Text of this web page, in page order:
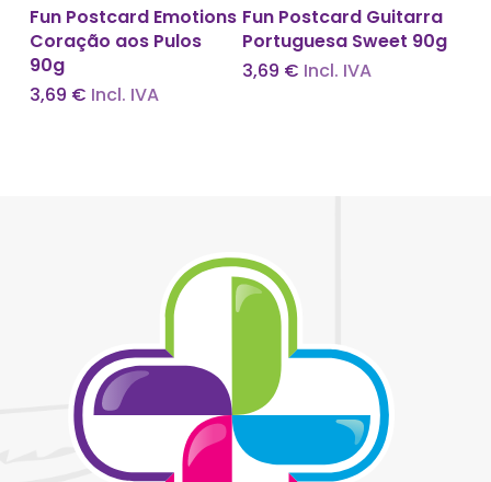
Adicionar
Fun Postcard Emotions
Coração aos Pulos
90g
3,69 € Incl. IVA
Adicionar
Fun Postcard Guitarra
Portuguesa Sweet 90g
3,69 € Incl. IVA